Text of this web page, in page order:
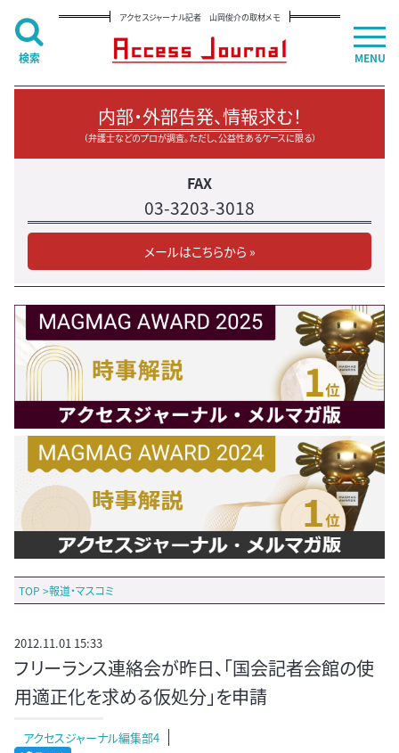
アクセスジャーナル記者 山岡俊介の取材メモ
内部・外部告発、情報求む！
（弁護士などのプロが調査。ただし、公益性あるケースに限る）
FAX
03-3203-3018
メールはこちらから »
TOP >報道・マスコミ
2012.11.01 15:33
フリーランス連絡会が昨日、「国会記者会館の使
用適正化を求める仮処分」を申請
アクセスジャーナル編集部4
MENU
検索